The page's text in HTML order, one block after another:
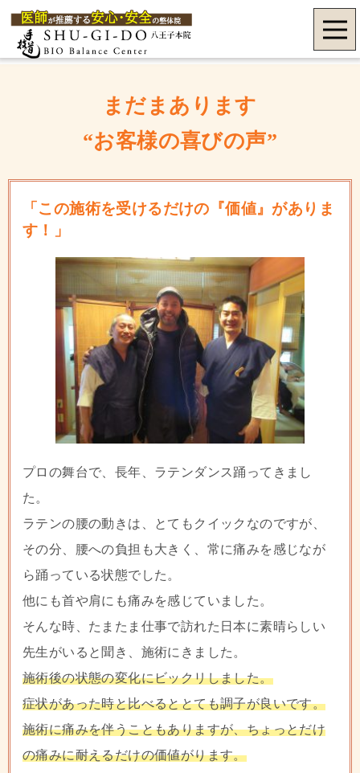
まだまあります
“お客様の喜びの声”
「この施術を受けるだけの『価値』がありま
す！」
プロの舞台で、長年、ラテンダンス踊ってきまし
た。
ラテンの腰の動きは、とてもクイックなのですが、
その分、腰への負担も大きく、常に痛みを感じなが
ら踊っている状態でした。
他にも首や肩にも痛みを感じていました。
そんな時、たまたま仕事で訪れた日本に素晴らしい
先生がいると聞き、施術にきました。
施術後の状態の変化にビックリしました。
症状があった時と比べるととても調子が良いです。
施術に痛みを伴うこともありますが、ちょっとだけ
の痛みに耐えるだけの価値がります。